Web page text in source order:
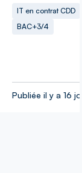
IT en contrat CDD
BAC+3/4
Publiée il y a 16